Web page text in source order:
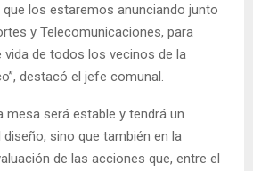
los estaremos anunciando junto
y Telecomunicaciones, para
vida de todos los vecinos de la
destacó el jefe comunal.
mesa será estable y tendrá un
sino que también en la
de las acciones que, entre el